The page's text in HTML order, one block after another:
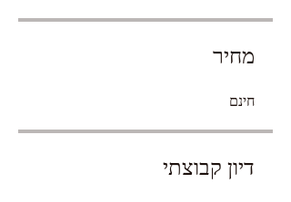
מחיר
חינם
דיון קבוצתי